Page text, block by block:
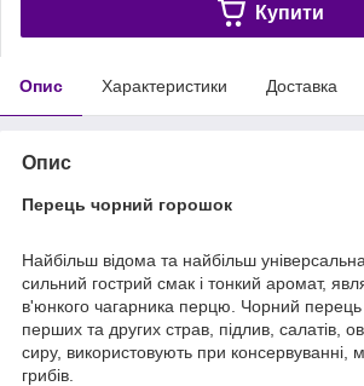
Купити
Опис Характеристики Доставка
Опис
Перець чорний горошок
Найбільш відома та найбільш
сильний гострий смак і тонкий аромат,
в'юнкого чагарника перцю. Чорний
перших та других страв, підлив, салатів,
сиру, використовують при консервуванні,
грибів.